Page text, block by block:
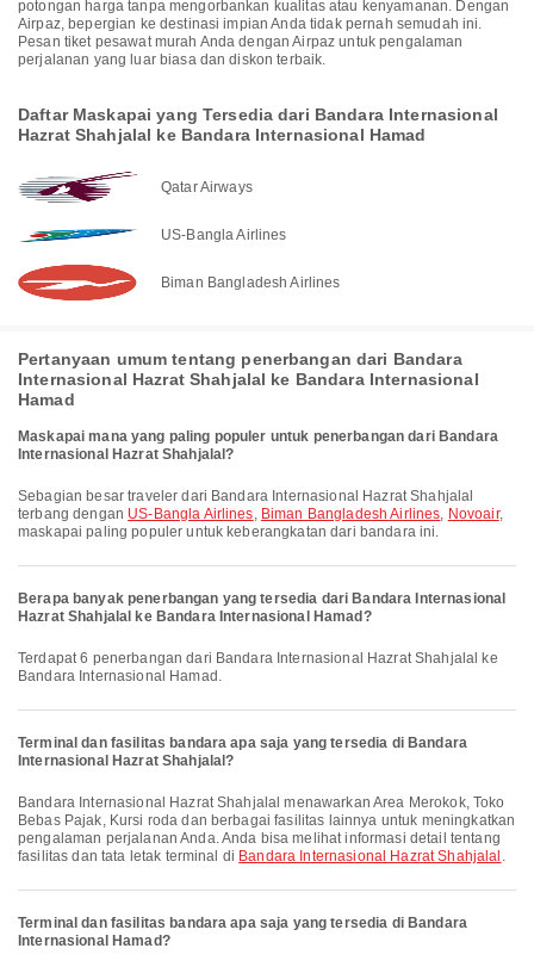
potongan harga tanpa mengorbankan kualitas atau kenyamanan. Dengan
Airpaz, bepergian ke destinasi impian Anda tidak pernah semudah ini.
Pesan tiket pesawat murah Anda dengan Airpaz untuk pengalaman
perjalanan yang luar biasa dan diskon terbaik.
Daftar Maskapai yang Tersedia dari Bandara Internasional
Hazrat Shahjalal ke Bandara Internasional Hamad
Qatar Airways
US-Bangla Airlines
Biman Bangladesh Airlines
Pertanyaan umum tentang penerbangan dari Bandara
Internasional Hazrat Shahjalal ke Bandara Internasional
Hamad
Maskapai mana yang paling populer untuk penerbangan dari Bandara
Internasional Hazrat Shahjalal?
Sebagian besar traveler dari Bandara Internasional Hazrat Shahjalal
terbang dengan US-Bangla Airlines, Biman Bangladesh Airlines, Novoair,
maskapai paling populer untuk keberangkatan dari bandara ini.
Berapa banyak penerbangan yang tersedia dari Bandara Internasional
Hazrat Shahjalal ke Bandara Internasional Hamad?
Terdapat 6 penerbangan dari Bandara Internasional Hazrat Shahjalal ke
Bandara Internasional Hamad.
Terminal dan fasilitas bandara apa saja yang tersedia di Bandara
Internasional Hazrat Shahjalal?
Bandara Internasional Hazrat Shahjalal menawarkan Area Merokok, Toko
Bebas Pajak, Kursi roda dan berbagai fasilitas lainnya untuk meningkatkan
pengalaman perjalanan Anda. Anda bisa melihat informasi detail tentang
fasilitas dan tata letak terminal di Bandara Internasional Hazrat Shahjalal .
Terminal dan fasilitas bandara apa saja yang tersedia di Bandara
Internasional Hamad?